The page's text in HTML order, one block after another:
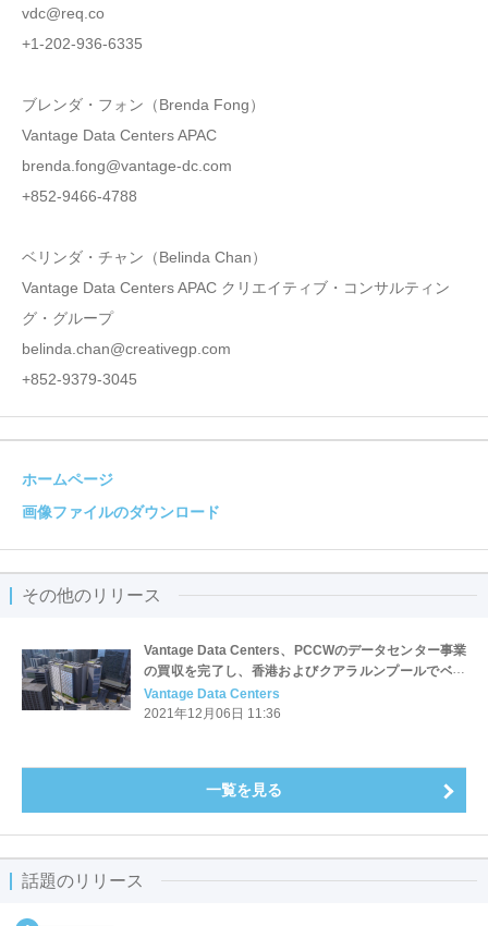
vdc@req.co
+1-202-936-6335
ブレンダ・フォン（Brenda Fong）
Vantage Data Centers APAC
brenda.fong@vantage-dc.com
+852-9466-4788
ベリンダ・チャン（Belinda Chan）
Vantage Data Centers APAC クリエイティブ・コンサルティン
グ・グループ
belinda.chan@creativegp.com
+852-9379-3045
ホームページ
画像ファイルのダウンロード
その他のリリース
Vantage Data Centers、PCCWのデータセンター事業
の買収を完了し、香港およびクアラルンプールでベス
トインクラスのハイパースケール・データセンター・
プラットフォームを提供
Vantage Data Centers
2021年12月06日 11:36
一覧を見る
話題のリリース